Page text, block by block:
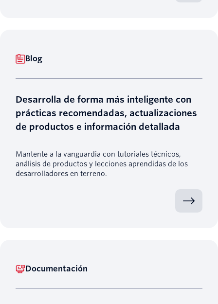
Blog
Desarrolla de forma más inteligente con
prácticas recomendadas, actualizaciones
de productos e información detallada
Mantente a la vanguardia con tutoriales técnicos,
análisis de productos y lecciones aprendidas de los
desarrolladores en terreno.
Documentación